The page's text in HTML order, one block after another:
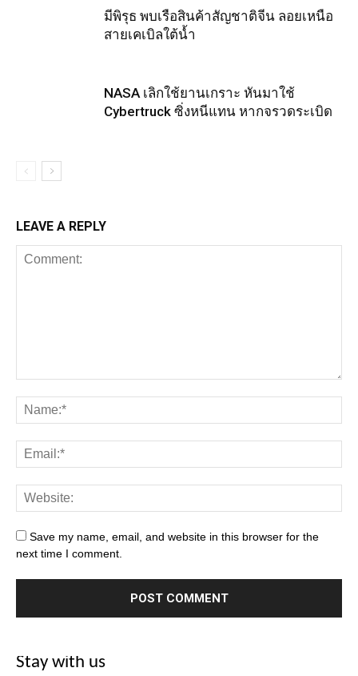
มีพิรุธ พบเรือสินค้าสัญชาติจีน ลอยเหนือ
สายเคเบิลใต้น้ำ
NASA เลิกใช้ยานเกราะ หันมาใช้
Cybertruck ซิ่งหนีแทน หากจรวดระเบิด
LEAVE A REPLY
Save my name, email, and website in this browser for the
next time I comment.
Stay with us